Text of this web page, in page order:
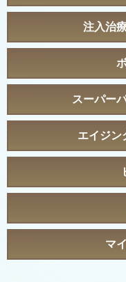
注入治
スーパー
エイジン
マ